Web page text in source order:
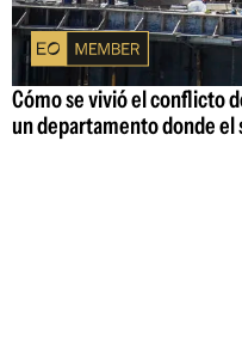
Cómo se vivió el conflicto
un departamento donde